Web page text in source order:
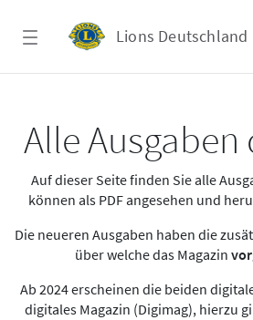
Lions Deutschland
Alle Ausgaben
Auf dieser Seite finden Sie alle
können als PDF angesehen und
Die neueren Ausgaben haben die
über welche das Magazin
Ab 2024 erscheinen die beiden
digitales Magazin (Digimag), hierzu